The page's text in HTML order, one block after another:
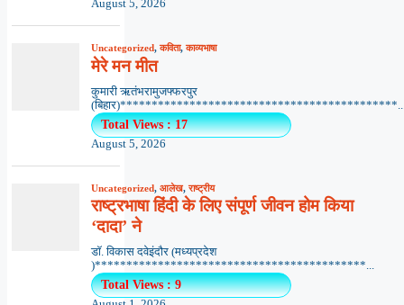
August 5, 2026
Uncategorized,कविता,काव्यभाषा
मेरे मन मीत
कुमारी ऋतंभरामुजफ्फरपुर
Total Views : 17
August 5, 2026
Uncategorized, आलेख,राष्ट्रीय
राष्ट्रभाषा हिंदी के लिए संपूर्ण जीवन होम किया
‘दादा’ ने
डॉ. विकास दवेइंदौर (मध्यप्रदेश
)*******************************************...
Total Views : 9